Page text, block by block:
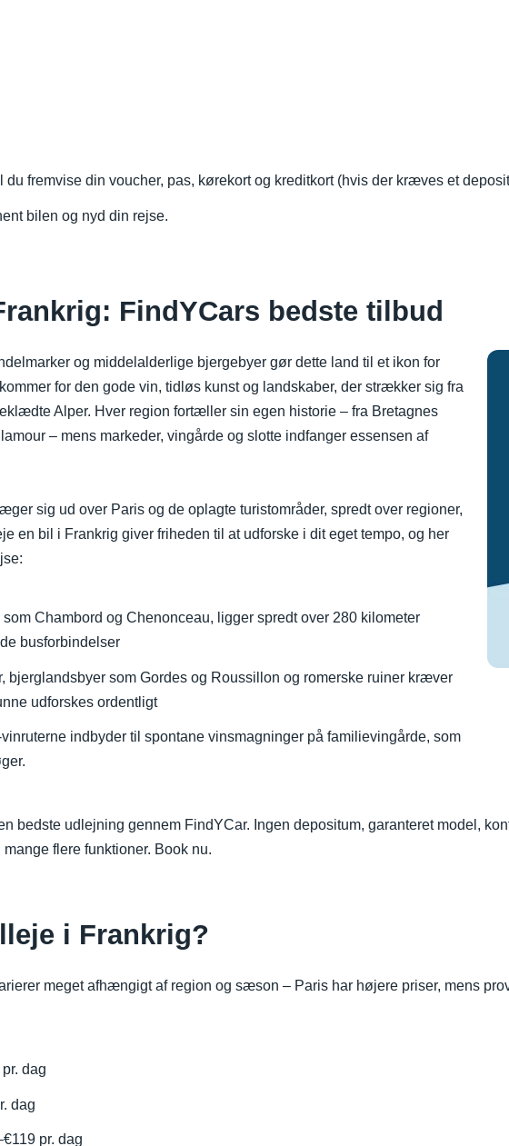
du fremvise din voucher, pas, kørekort og kreditkort (hvis der kræves et
bilen og nyd din rejse.
FindYCars bedste tilbud
og middelalderlige bjergebyer gør dette land til et ikon for
for den gode vin, tidløs kunst og landskaber, der strækker sig fra
Alper. Hver region fortæller sin egen historie – fra Bretagnes
– mens markeder, vingårde og slotte indfanger essensen af
sig ud over Paris og de oplagte turistområder, spredt over regioner,
en bil i Frankrig giver friheden til at udforske i dit eget tempo, og her
Chambord og Chenonceau, ligger spredt over 280 kilometer
busforbindelser
bjerglandsbyer som Gordes og Roussillon og romerske ruiner kræver
udforskes ordentligt
indbyder til spontane vinsmagninger på familievingårde, som
bedste udlejning gennem FindYCar. Ingen depositum, garanteret model,
flere funktioner. Book nu.
i Frankrig?
meget afhængigt af region og sæson – Paris har højere priser, mens
dag
dag
pr. dag